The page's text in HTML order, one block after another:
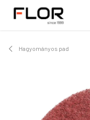
Hagyományos pad